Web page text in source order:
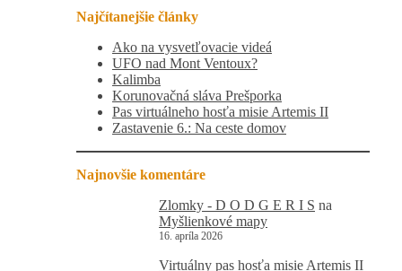
Najčítanejšie články
Ako na vysvetľovacie videá
UFO nad Mont Ventoux?
Kalimba
Korunovačná sláva Prešporka
Pas virtuálneho hosťa misie Artemis II
Zastavenie 6.: Na ceste domov
Najnovšie komentáre
Zlomky - D O D G E R I S na
Myšlienkové mapy
16. apríla 2026
Virtuálny pas hosťa misie Artemis II